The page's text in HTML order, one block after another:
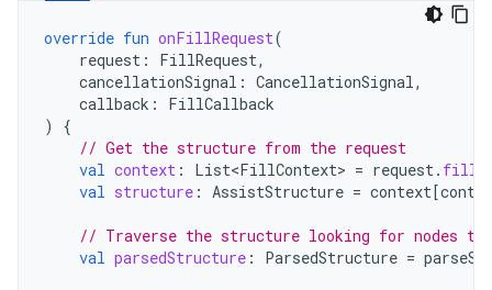
override fun onFillRequest(
request : FillRequest,
cancellationSignal : CancellationSignal,
callback :
FillCallback
)
{
// Get the structure from the request
val context : List<FillContext> = request.
val structure : AssistStructure = context[
// Traverse the structure looking for nodes
val parsedStructure : ParsedStructure =